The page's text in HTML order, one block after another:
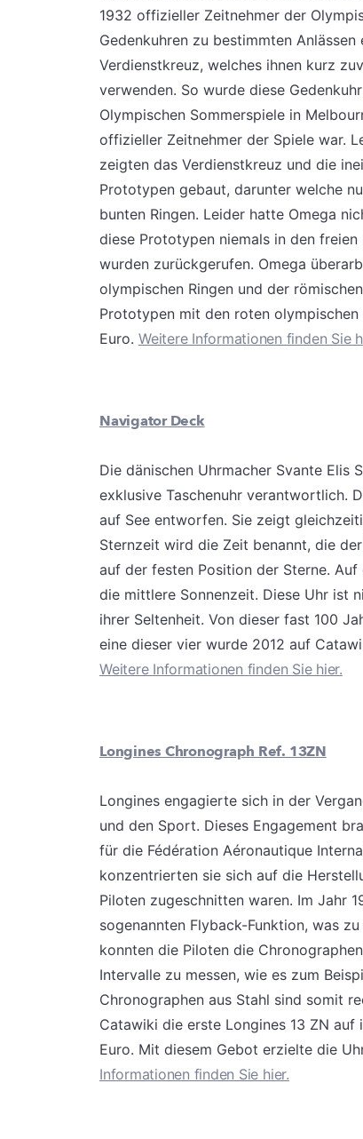
1932 offizieller Zeitnehmer der
Gedenkuhren zu bestimmten
Verdienstkreuz, welches ihnen kurz
verwenden. So wurde diese
Olympischen Sommerspiele in
offizieller Zeitnehmer der Spiele war.
zeigten das Verdienstkreuz und die
Prototypen gebaut, darunter welche
bunten Ringen. Leider hatte Omega
diese Prototypen niemals in den
wurden zurückgerufen. Omega
olympischen Ringen und der
Prototypen mit den roten
Euro. Weitere Informationen finden Sie
Navigator Deck
Die dänischen Uhrmacher Svante Elis
exklusive Taschenuhr verantwortlich.
auf See entworfen. Sie zeigt
Sternzeit wird die Zeit benannt, die
auf der festen Position der Sterne.
die mittlere Sonnenzeit. Diese Uhr ist
ihrer Seltenheit. Von dieser fast 100
eine dieser vier wurde 2012 auf
Weitere Informationen finden Sie hier.
Longines Chronograph Ref. 13ZN
Longines engagierte sich in der
und den Sport. Dieses Engagement
für die Fédération Aéronautique
konzentrierten sie sich auf die
Piloten zugeschnitten waren. Im Jahr
sogenannten Flyback-Funktion, was
konnten die Piloten die
Intervalle zu messen, wie es zum
Chronographen aus Stahl sind somit
Catawiki die erste Longines 13 ZN
Euro. Mit diesem Gebot erzielte die
Informationen finden Sie hier.